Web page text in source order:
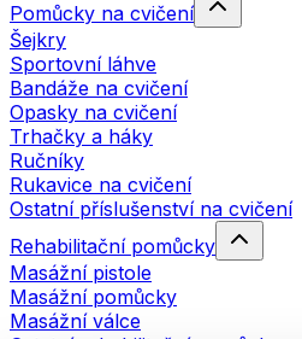
Pomůcky na cvičení
Šejkry
Sportovní láhve
Bandáže na cvičení
Opasky na cvičení
Trhačky a háky
Ručníky
Rukavice na cvičení
Ostatní příslušenství na cvičení
Rehabilitační pomůcky
Masážní pistole
Masážní pomůcky
Masážní válce